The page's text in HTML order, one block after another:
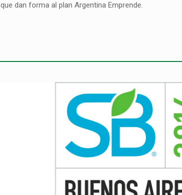
que dan forma al plan Argentina Emprende.